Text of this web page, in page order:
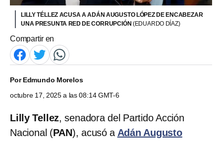
LILLY TÉLLEZ ACUSA A ADÁN AUGUSTO LÓPEZ DE ENCABEZAR
UNA PRESUNTA RED DE CORRUPCIÓN (EDUARDO DÍAZ)
Compartir en
PorEdmundo Morelos
octubre 17, 2025 a las 08:14 GMT-6
Lilly Tellez, senadora del Partido Acción
Nacional (PAN), acusó a Adán Augusto